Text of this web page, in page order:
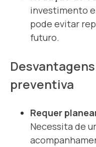
investimento
pode evitar
futuro.
preventiva
Requer
Necessita de